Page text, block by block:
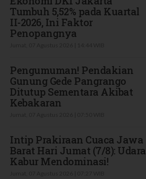
Tumbuh 5,52% pada Kuartal
II-2026, Ini Faktor
Penopangnya
Pengumuman! Pendakian
Gunung Gede Pangrango
Ditutup Sementara Akibat
Kebakaran
Intip Prakiraan Cuaca Jawa
Barat Hari Jumat (7/8): Udara
Kabur Mendominasi!